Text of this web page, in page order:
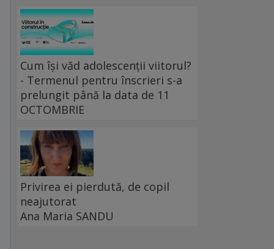
Cum își văd adolescenții viitorul?
- Termenul pentru înscrieri s-a
prelungit până la data de 11
OCTOMBRIE
Privirea ei pierdută, de copil
neajutorat
Ana Maria SANDU